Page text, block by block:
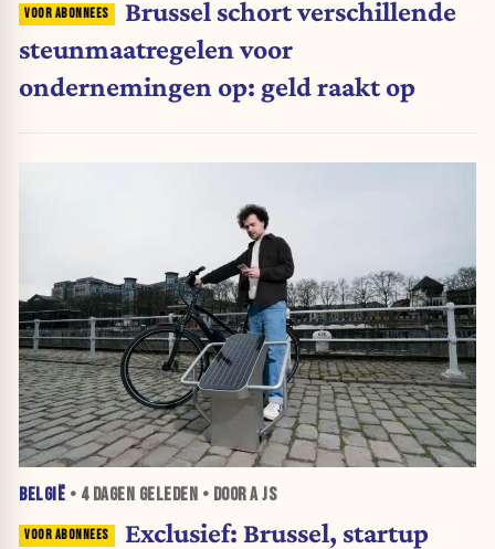
Brussel schort verschillende
steunmaatregelen voor
ondernemingen op: geld raakt op
BELGIË • 4 DAGEN GELEDEN • DOOR A JS
Exclusief: Brussel, startup